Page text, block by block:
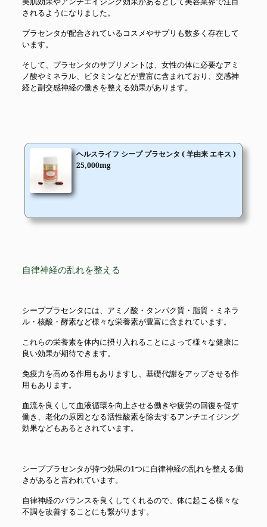
されるようになりました。
プラセンタが配合されているコスメやサプリも数多く存在して
います。
そして、プラセンタのサプリメントは、女性の体に必要なアミ
ノ酸やミネラル、ビタミンなどが豊富に含まれており、交感神
経と副交感神経の働きを整える効果があります。
ヘルスライフ シープ プラセンタ ( 羊由来 エキス )
25,000mg
自律神経の乱れを整える
シーププラセンタには、アミノ酸・タンパク質・脂質・ミネラ
ル・核酸・酵素など様々な栄養素が豊富に含まれています。
これらの栄養素を体内に摂り入れることによって様々な健康に
良い効果が期待できます。
免疫力を高める作用もありますし、基礎代謝をアップさせる作
用もあります。
血流を良くして血液循環を向上させる働きや疲労の回復を促す
働き、老化の原因となる活性酸素を除去するアンチエイジング
効果などもあるとされています。
シーププラセンタが持つ効果の1つに自律神経の乱れを整える働
きがあると言われています。
自律神経のバランスを良くしてくれるので、体に起こる様々な
不調を改善することにも繋がります。